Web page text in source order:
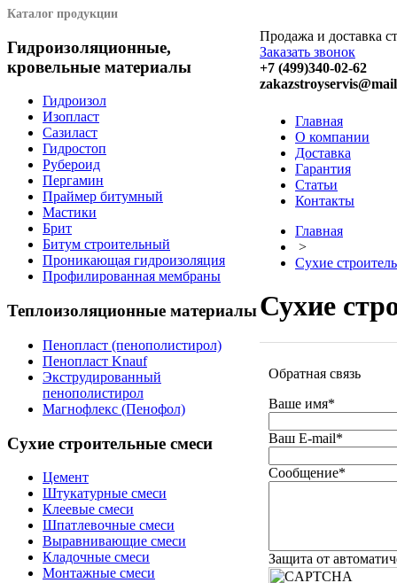
Каталог продукции
Гидроизоляционные,
кровельные материалы
Гидроизол
Изопласт
Сазиласт
Гидростоп
Рубероид
Пергамин
Праймер битумный
Мастики
Брит
Битум строительный
Проникающая гидроизоляция
Профилированная мембраны
Теплоизоляционные материалы
Пенопласт (пенополистирол)
Пенопласт Knauf
Экструдированный
пенополистирол
Магнофлекс (Пенофол)
Сухие строительные смеси
Цемент
Штукатурные смеси
Клеевые смеси
Шпатлевочные смеси
Выравнивающие смеси
Кладочные смеси
Монтажные смеси
Продажа и доставка
Заказать звонок
+7 (499)340-02-62
Главная
О компании
Доставка
Гарантия
Статьи
Контакты
Главная
>
Сухие
Сухие
Обратная связь
Ваше имя*
Ваш E-mail*
Сообщение*
Защита от